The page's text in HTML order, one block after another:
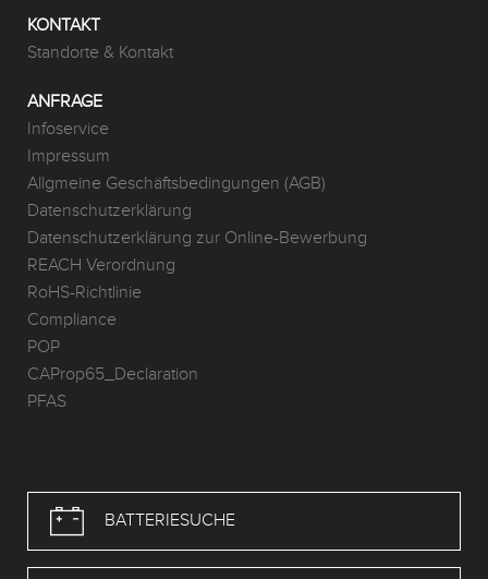
KONTAKT
Standorte & Kontakt
ANFRAGE
Infoservice
Impressum
Allgmeine Geschäftsbedingungen (AGB)
Datenschutzerklärung
Datenschutzerklärung zur Online-Bewerbung
REACH Verordnung
RoHS-Richtlinie
Compliance
POP
CAProp65_Declaration
PFAS
BATTERIESUCHE